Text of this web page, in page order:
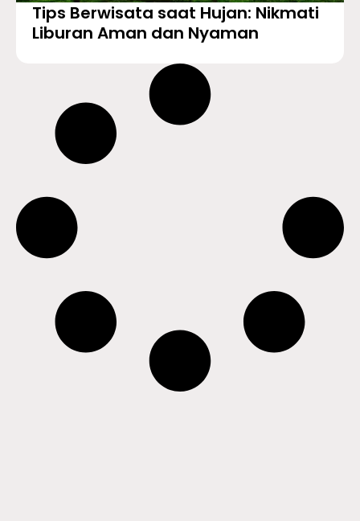
Tips Berwisata saat Hujan: Nikmati
Liburan Aman dan Nyaman